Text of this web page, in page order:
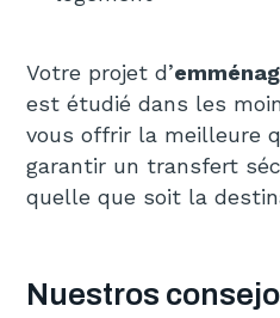
Votre projet d’
est étudié dans les
vous offrir la meilleure
garantir un transfert
quelle que soit la
Nuestros